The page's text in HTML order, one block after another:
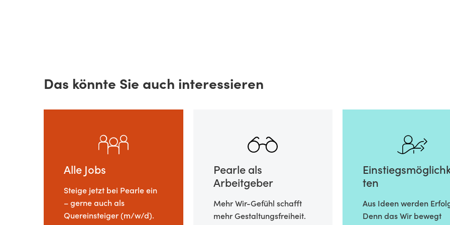
Das könnte Sie auch interessieren
Alle Jobs
Steige jetzt bei Pearle ein
– gerne auch als
Quereinsteiger (m/w/d).
Pearle als
Arbeitgeber
Mehr Wir-Gefühl schafft
mehr Gestaltungsfreiheit.
ten
Aus Ideen werden
Denn das Wir bewegt